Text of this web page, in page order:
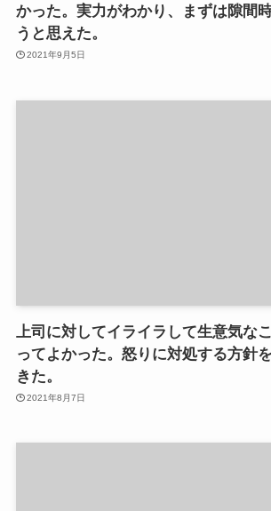
かった。実力がわかり、まずは隙間
うと思えた。
2021年9月5日
上司に対してイライラして生意気な
ってよかった。怒りに対処する方針
きた。
2021年8月7日